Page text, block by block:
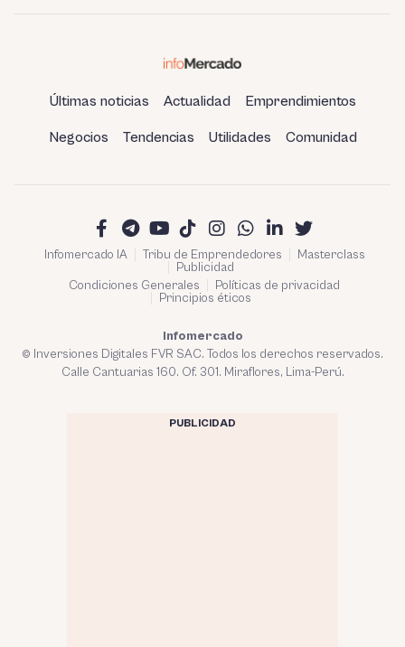
Últimas noticias Actualidad Emprendimientos
Negocios Tendencias Utilidades Comunidad
Infomercado IA Tribu de Emprendedores
Masterclass
Publicidad
Condiciones Generales
Políticas de privacidad
Principios éticos
Infomercado
© Inversiones Digitales FVR SAC. Todos los derechos reservados.
Calle Cantuarias 160. Of. 301. Miraflores, Lima-Perú.
PUBLICIDAD